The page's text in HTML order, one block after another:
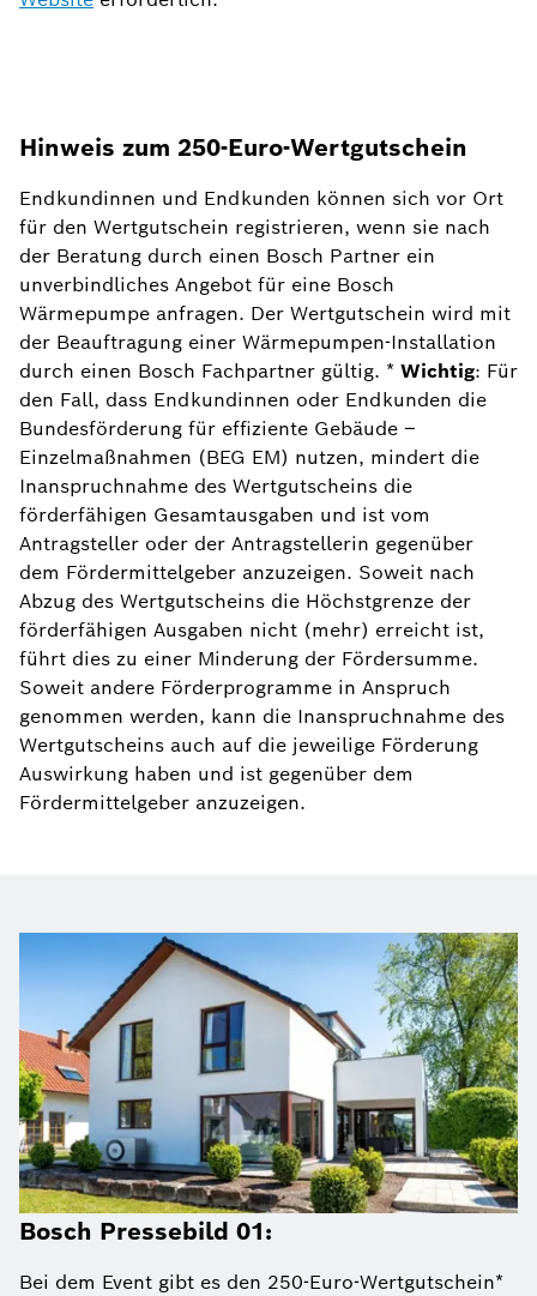
Hinweis zum 250-Euro-Wertgutschein
Endkundinnen und Endkunden können sich vor Ort
für den Wertgutschein registrieren, wenn sie nach
der Beratung durch einen Bosch Partner ein
unverbindliches Angebot für eine Bosch
Wärmepumpe anfragen. Der Wertgutschein wird mit
der Beauftragung einer Wärmepumpen-Installation
durch einen Bosch Fachpartner gültig. * Wichtig: Für
den Fall, dass Endkundinnen oder Endkunden die
Bundesförderung für effiziente Gebäude –
Einzelmaßnahmen (BEG EM) nutzen, mindert die
Inanspruchnahme des Wertgutscheins die
förderfähigen Gesamtausgaben und ist vom
Antragsteller oder der Antragstellerin gegenüber
dem Fördermittelgeber anzuzeigen. Soweit nach
Abzug des Wertgutscheins die Höchstgrenze der
förderfähigen Ausgaben nicht (mehr) erreicht ist,
führt dies zu einer Minderung der Fördersumme.
Soweit andere Förderprogramme in Anspruch
genommen werden, kann die Inanspruchnahme des
Wertgutscheins auch auf die jeweilige Förderung
Auswirkung haben und ist gegenüber dem
Fördermittelgeber anzuzeigen.
Bosch Pressebild 01:
Bei dem Event gibt es den 250-Euro-Wertgutschein*